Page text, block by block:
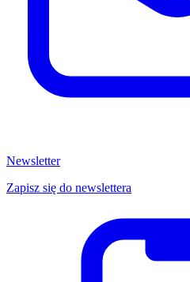
Newsletter
Zapisz się do newslettera